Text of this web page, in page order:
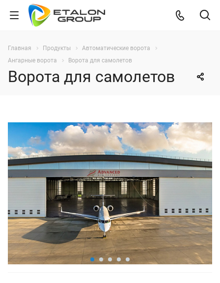
Главная Продукты
Автоматические ворота
Ангарные ворота
Ворота для самолетов
Ворота для самолетов